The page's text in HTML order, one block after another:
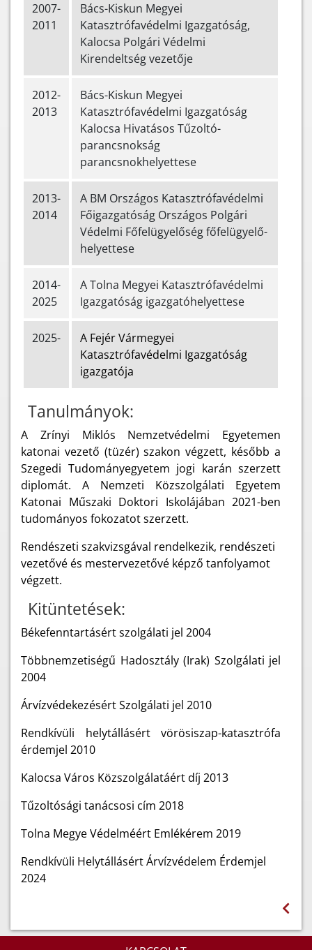
2007-
2011
Bács-Kiskun Megyei
Katasztrófavédelmi Igazgatóság,
Kalocsa Polgári Védelmi
Kirendeltség vezetője
2012-
2013
Bács-Kiskun Megyei
Katasztrófavédelmi Igazgatóság
Kalocsa Hivatásos Tűzoltó-
parancsnokság
parancsnokhelyettese
2013-
2014
A BM Országos Katasztrófavédelmi
Főigazgatóság Országos Polgári
Védelmi Főfelügyelőség főfelügyelő-
helyettese
2014-
2025
A Tolna Megyei Katasztrófavédelmi
Igazgatóság igazgatóhelyettese
2025-
A Fejér Vármegyei
Katasztrófavédelmi Igazgatóság
igazgatója
Tanulmányok:
A Zrínyi Miklós Nemzetvédelmi Egyetemen
katonai vezető (tüzér) szakon végzett, később a
Szegedi Tudományegyetem jogi karán szerzett
diplomát. A Nemzeti Közszolgálati Egyetem
Katonai Műszaki Doktori Iskolájában 2021-ben
tudományos fokozatot szerzett.
Rendészeti szakvizsgával rendelkezik, rendészeti
vezetővé és mestervezetővé képző tanfolyamot
végzett.
Kitüntetések:
Békefenntartásért szolgálati jel 2004
Többnemzetiségű Hadosztály (Irak) Szolgálati jel
2004
Árvízvédekezésért Szolgálati jel 2010
Rendkívüli helytállásért vörösiszap-katasztrófa
érdemjel 2010
Kalocsa Város Közszolgálatáért díj 2013
Tűzoltósági tanácsosi cím 2018
Tolna Megye Védelméért Emlékérem 2019
Rendkívüli Helytállásért Árvízvédelem Érdemjel
2024